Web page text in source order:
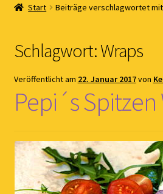
Kernöl Pepi
Kontakt
Gästebuch
Start Beiträge verschlagwortet mit
Schlagwort:Wraps
Veröffentlicht am 22. Januar 2017von
Pepi´s Spitzen